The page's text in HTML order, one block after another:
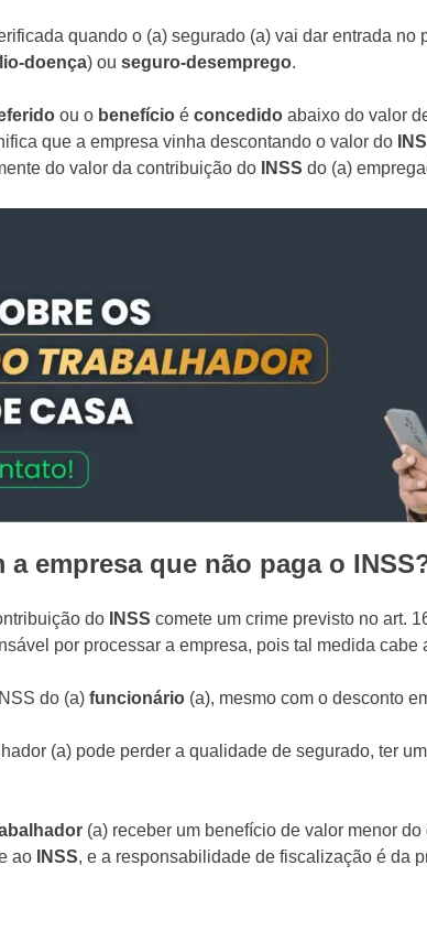
quando o (a) segurado (a) vai dar entrada no
doença) ou seguro-desemprego.
ou o benefício é concedido abaixo do valor
que a empresa vinha descontando o valor do
do valor da contribuição do
INSS do (a)
empresa que não paga o
do INSS comete um crime previsto no art.
por processar a empresa, pois tal medida cabe
do (a) funcionário (a), mesmo com o desconto
(a) pode perder a qualidade de segurado, ter um
(a) receber um benefício de valor menor
ao
INSS, e a responsabilidade de fiscalização é da